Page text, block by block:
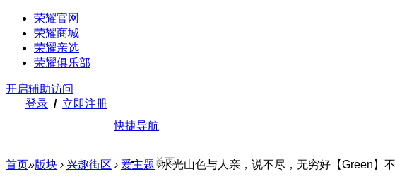
荣耀官网
荣耀商城
荣耀亲选
荣耀俱乐部
开启辅助访问
登录 / 立即注册
快捷导航
首页
首页»版块 › 兴趣街区 › 爱主题 ›水光山色与人亲，说不尽，无穷好【Green】